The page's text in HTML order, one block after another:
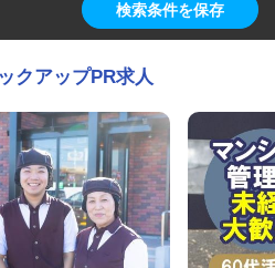
検索条件を保存
クアップPR求人